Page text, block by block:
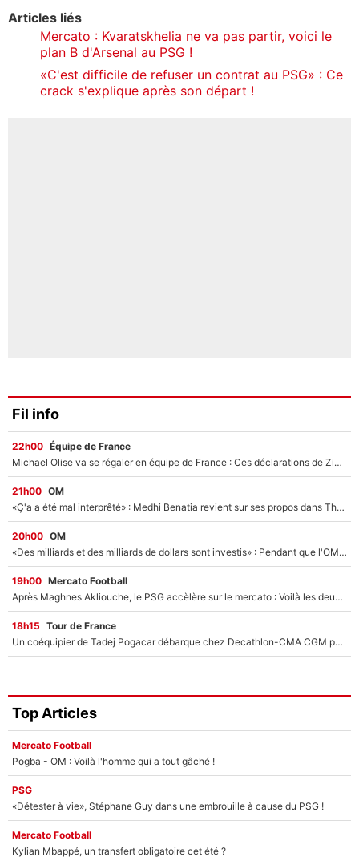
Articles liés
Mercato : Kvaratskhelia ne va pas partir, voici le
plan B d'Arsenal au PSG !
«C'est difficile de refuser un contrat au PSG» : Ce
crack s'explique après son départ !
Fil info
22h00 Équipe de France
Michael Olise va se régaler en équipe de France : Ces déclarations de Zinedine Zidane qui prouvent qu'il va tout miser sur la star du Bayern Munich !
21h00 OM
«Ç'a a été mal interprêté» : Medhi Benatia revient sur ses propos dans The Bridge et précise ses conditions pour rejoindre le PSG !
20h00 OM
«Des milliards et des milliards de dollars sont investis» : Pendant que l'OM est en pleine crise financière, Frank McCourt lance un nouveau projet à 260M€ !
19h00 Mercato Football
Après Maghnes Akliouche, le PSG accèlère sur le mercato : Voilà les deux nouvelles recrues qui vont signer la semaine prochaine ?
18h15 Tour de France
Un coéquipier de Tadej Pogacar débarque chez Decathlon-CMA CGM pour épauler Paul Seixas : «Mes meilleures années sont à venir»
Top Articles
Mercato Football
Pogba - OM : Voilà l'homme qui a tout gâché !
PSG
«Détester à vie», Stéphane Guy dans une embrouille à cause du PSG !
Mercato Football
Kylian Mbappé, un transfert obligatoire cet été ?